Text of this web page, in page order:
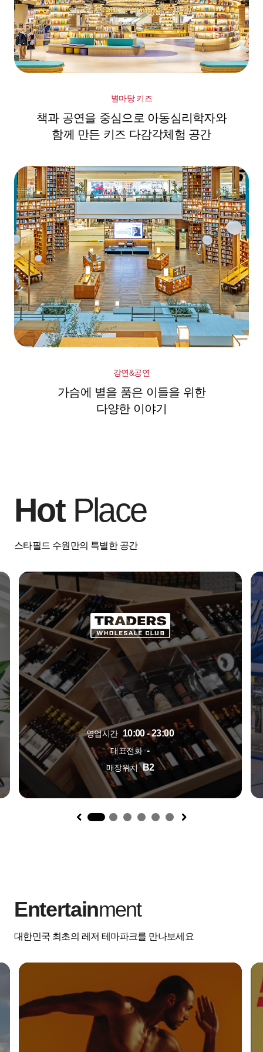
별마당 키즈
책과 공연을 중심으로 아동심리학자와
함께 만든 키즈 다감각체험 공간
강연&공연
가슴에 별을 품은 이들을 위한
다양한 이야기
HotPlace
스타필드 수원만의 특별한 공간
영업시간 10:00 - 23:00
대표전화 -
매장위치 B2
1
Entertainment
대한민국 최초의 레저 테마파크를 만나보세요